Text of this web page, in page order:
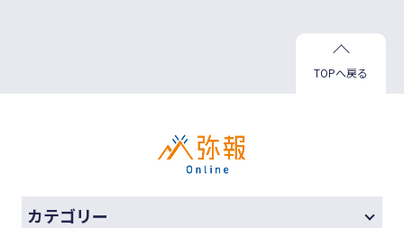
TOPへ戻る
カテゴリー